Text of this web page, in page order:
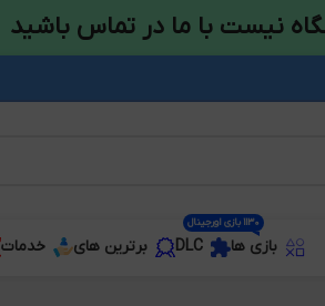
بازی ها
1130 بازی اورجینال
DLC برترین های خدمات
نیست با ما در تماس باشید